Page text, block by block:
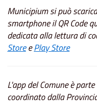
Municipium si può
smartphone il QR Code
dedicata alla lettura di
StoreePlay Store
L'app del Comune è
coordinato dalla